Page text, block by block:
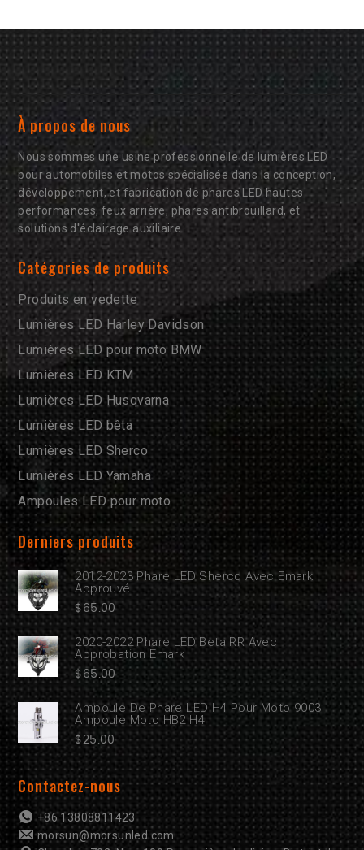
À propos de nous
Nous sommes une usine professionnelle de lumières LED
pour automobiles et motos spécialisée dans la conception,
développement, et fabrication de phares LED hautes
performances, feux arrière, phares antibrouillard, et
solutions d'éclairage auxiliaire.
Catégories de produits
Produits en vedette
Lumières LED Harley Davidson
Lumières LED pour moto BMW
Lumières LED KTM
Lumières LED Husqvarna
Lumières LED bêta
Lumières LED Sherco
Lumières LED Yamaha
Ampoules LED pour moto
Derniers produits
2012-2023 Phare LED Sherco Avec Emark
Approuvé
$65.00
2020-2022 Phare LED Beta RR Avec
Approbation Emark
$65.00
Ampoule De Phare LED H4 Pour Moto 9003
Ampoule Moto HB2 H4
$25.00
Contactez-nous
+86 13808811423
morsun@morsunled.com